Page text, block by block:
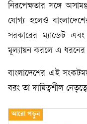
নিরপেক্ষতার সঙ্গে
যোগ্য হলেও
সরকারের ম্যান্ডেট
মূল্যায়ন করলে এ ধরনের
বাংলাদেশের এই
বরং তা দায়িত্বশীল